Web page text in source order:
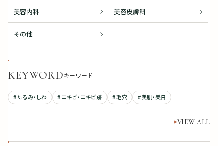
美容内科 美容皮膚科
その他
KEYWORDキーワード
# たるみ・しわ # ニキビ・ニキビ跡 # 毛穴 # 美肌・美白
VIEW ALL